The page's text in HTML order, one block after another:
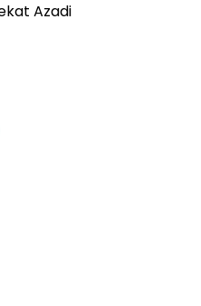
Azadi